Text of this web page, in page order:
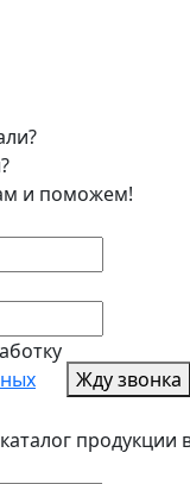
и поможем!
Жду звонка
продукции